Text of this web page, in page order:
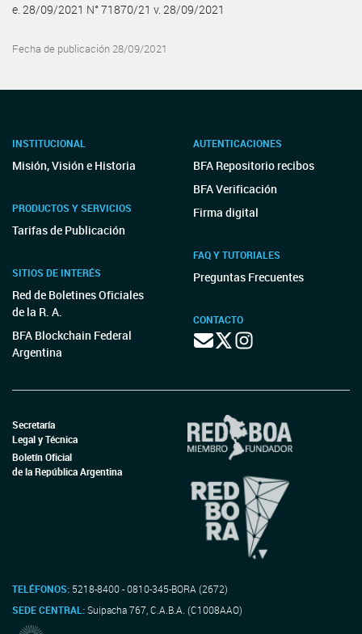
e. 28/09/2021 N° 71870/21 v. 28/09/2021
Fecha de publicación 28/09/2021
INSTITUCIONAL
Misión, Visión e Historia
PRODUCTOS Y SERVICIOS
Tarifas de Publicación
SITIOS DE INTERÉS
Red de Boletines Oficiales
de la R. A.
BFA Blockchain Federal
Argentina
AUTENTICACIONES
BFA Repositorio recibos
BFA Verificación
Firma digital
FAQ Y TUTORIALES
Preguntas Frecuentes
CONTACTO
Secretaría
Legal y Técnica
Boletín Oficial
de la República Argentina
TELÉFONOS: 5218-8400 - 0810-345-BORA (2672)
SEDE CENTRAL:Suipacha 767, C.A.B.A. (C1008AAO)